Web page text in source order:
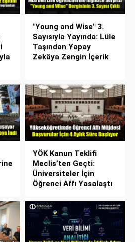
"Young and Wise" 3.
Sayısıyla Yayında: Lüle
Taşından Yapay
Zekâya Zengin İçerik
YÖK Kanun Teklifi
Meclis’ten Geçti:
Üniversiteler İçin
Öğrenci Affı Yasalaştı